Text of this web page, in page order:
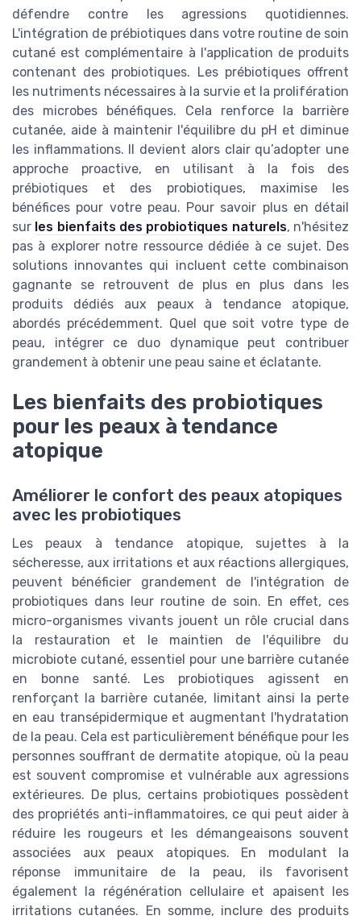
défendre contre les agressions quotidiennes.
L'intégration de prébiotiques dans votre routine de soin
cutané est complémentaire à l'application de produits
contenant des probiotiques. Les prébiotiques offrent
les nutriments nécessaires à la survie et la prolifération
des microbes bénéfiques. Cela renforce la barrière
cutanée, aide à maintenir l'équilibre du pH et diminue
les inflammations. Il devient alors clair qu’adopter une
approche proactive, en utilisant à la fois des
prébiotiques et des probiotiques, maximise les
bénéfices pour votre peau. Pour savoir plus en détail
sur les bienfaits des probiotiques naturels, n'hésitez
pas à explorer notre ressource dédiée à ce sujet. Des
solutions innovantes qui incluent cette combinaison
gagnante se retrouvent de plus en plus dans les
produits dédiés aux peaux à tendance atopique,
abordés précédemment. Quel que soit votre type de
peau, intégrer ce duo dynamique peut contribuer
grandement à obtenir une peau saine et éclatante.
Les bienfaits des probiotiques
pour les peaux à tendance
atopique
Améliorer le confort des peaux atopiques
avec les probiotiques
Les peaux à tendance atopique, sujettes à la
sécheresse, aux irritations et aux réactions allergiques,
peuvent bénéficier grandement de l'intégration de
probiotiques dans leur routine de soin. En effet, ces
micro-organismes vivants jouent un rôle crucial dans
la restauration et le maintien de l'équilibre du
microbiote cutané, essentiel pour une barrière cutanée
en bonne santé. Les probiotiques agissent en
renforçant la barrière cutanée, limitant ainsi la perte
en eau transépidermique et augmentant l'hydratation
de la peau. Cela est particulièrement bénéfique pour les
personnes souffrant de dermatite atopique, où la peau
est souvent compromise et vulnérable aux agressions
extérieures. De plus, certains probiotiques possèdent
des propriétés anti-inflammatoires, ce qui peut aider à
réduire les rougeurs et les démangeaisons souvent
associées aux peaux atopiques. En modulant la
réponse immunitaire de la peau, ils favorisent
également la régénération cellulaire et apaisent les
irritations cutanées. En somme, inclure des produits